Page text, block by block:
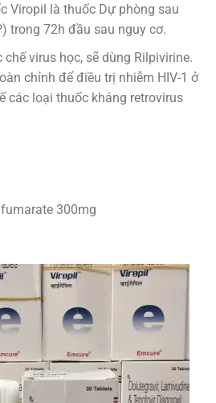
Viropil là thuốc Dự phòng sau
trong 72h đầu sau nguy cơ.
virus học, sẽ dùng Rilpivirine.
chỉnh để điều trị nhiễm HIV-1 ở
các loại thuốc kháng retrovirus
300mg